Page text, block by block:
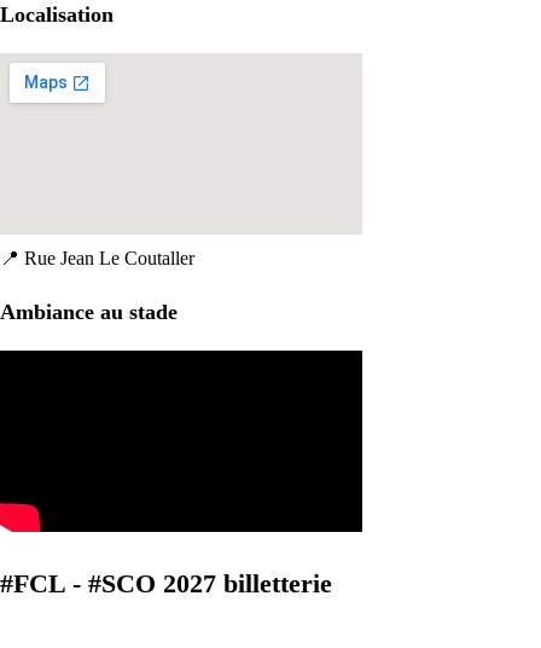
Localisation
📍 Rue Jean Le Coutaller
Ambiance au stade
#FCL - #SCO 2027 billetterie